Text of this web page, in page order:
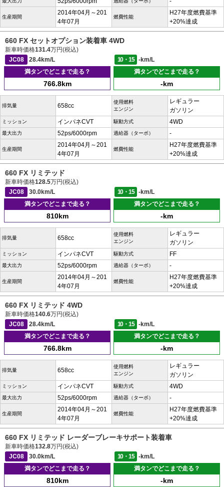
生産期間
2014年04月～201
4年07月
燃費性能
H27年度燃費基準
+20%達成
660 FX セットオプション装着車 4WD
新車時価格131.4万円(税込)
JC08
28.4km/L 10・15
-km/L
満タンでどこまで走る？
766.8km
満タンでどこまで走る？
-km
排気量 658cc
使用燃料
エンジン
レギュラー
ガソリン
ミッション インパネCVT 駆動方式 4WD
最大出力 52ps/6000rpm 過給器（ターボ） -
生産期間
2014年04月～201
4年07月
燃費性能
H27年度燃費基準
+20%達成
660 FX リミテッド
新車時価格128.5万円(税込)
JC08
30.0km/L 10・15
-km/L
満タンでどこまで走る？
810km
満タンでどこまで走る？
-km
排気量 658cc
使用燃料
エンジン
レギュラー
ガソリン
ミッション インパネCVT 駆動方式 FF
最大出力 52ps/6000rpm 過給器（ターボ） -
生産期間
2014年04月～201
4年07月
燃費性能
H27年度燃費基準
+20%達成
660 FX リミテッド 4WD
新車時価格140.6万円(税込)
JC08
28.4km/L 10・15
-km/L
満タンでどこまで走る？
766.8km
満タンでどこまで走る？
-km
排気量 658cc
使用燃料
エンジン
レギュラー
ガソリン
ミッション インパネCVT 駆動方式 4WD
最大出力 52ps/6000rpm 過給器（ターボ） -
生産期間
2014年04月～201
4年07月
燃費性能
H27年度燃費基準
+20%達成
660 FX リミテッド レーダーブレーキサポート装着車
新車時価格132.8万円(税込)
JC08
30.0km/L 10・15
-km/L
満タンでどこまで走る？
810km
満タンでどこまで走る？
-km